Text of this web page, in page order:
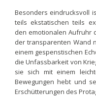
Besonders eindrucksvoll
teils ekstatischen teils
den emotionalen Aufruhr
der transparenten Wand
einem gespenstischen
die Unfassbarkeit von
sie sich mit einem
Bewegungen hebt und
Erschütterungen des